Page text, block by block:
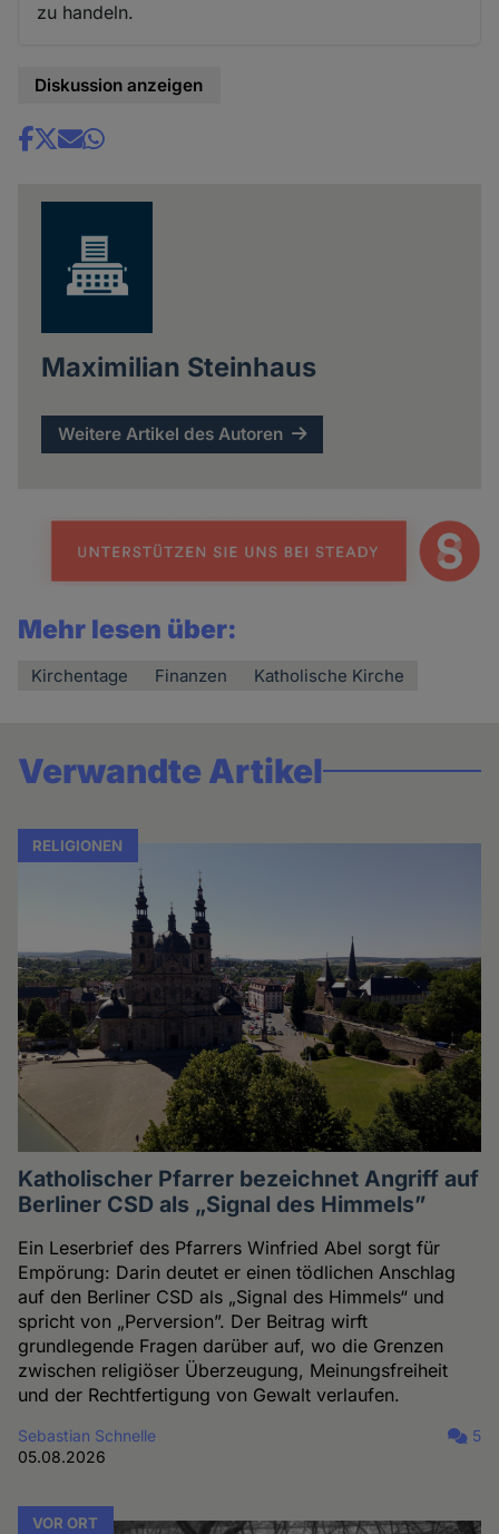
zu handeln.
Diskussion anzeigen
Share
Maximilian Steinhaus
Weitere Artikel des Autoren
Mehr lesen über:
Kirchentage Finanzen Katholische Kirche
Verwandte Artikel
RELIGIONEN
Katholischer Pfarrer bezeichnet Angriff auf
Berliner CSD als „Signal des Himmels”
Ein Leserbrief des Pfarrers Winfried Abel sorgt für
Empörung: Darin deutet er einen tödlichen Anschlag
auf den Berliner CSD als „Signal des Himmels“ und
spricht von „Perversion”. Der Beitrag wirft
grundlegende Fragen darüber auf, wo die Grenzen
zwischen religiöser Überzeugung, Meinungsfreiheit
und der Rechtfertigung von Gewalt verlaufen.
Sebastian Schnelle
05.08.2026
5
VOR ORT